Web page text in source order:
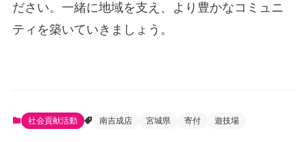
ださい。一緒に地域を支え、より豊かなコミュニ
ティを築いていきましょう。
社会貢献活動 南吉成店 宮城県 寄付 遊技場